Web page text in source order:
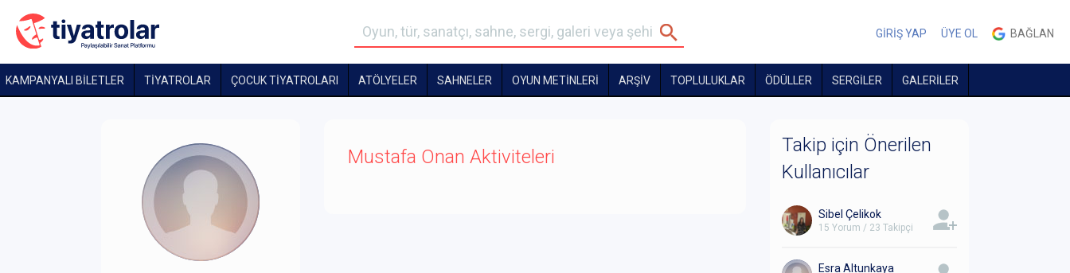
GİRİŞ YAP ÜYE OL BAĞLAN
KAMPANYALI BİLETLER TİYATROLAR ÇOCUK TIYATROLARI ATÖLYELER SAHNELER OYUN METİNLERİ ARŞİV TOPLULUKLAR ÖDÜLLER SERGİLER GALERİLER
Mustafa Onan Aktiviteleri
Takip için Önerilen
Kullanıcılar
Sibel Çelikok
15 Yorum / 23 Takipçi
Esra Altunkaya